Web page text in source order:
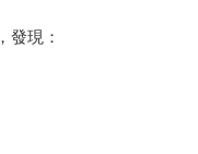
發現：